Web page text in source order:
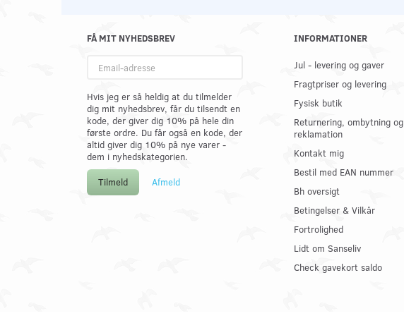
FÅ MIT NYHEDSBREV
adresse
Hvis jeg er så heldig at du tilmelder
dig mit nyhedsbrev, får du tilsendt en
kode, der giver dig 10% på hele din
første ordre. Du får også en kode, der
altid giver dig 10% på nye varer -
dem i nyhedskategorien.
Tilmeld Afmeld
INFORMATIONER
Jul - levering og gaver
Fragtpriser og levering
Fysisk butik
Returnering, ombytning og
reklamation
Kontakt mig
Bestil med EAN nummer
Bh oversigt
Betingelser & Vilkår
Fortrolighed
Lidt om Sanseliv
Check gavekort saldo